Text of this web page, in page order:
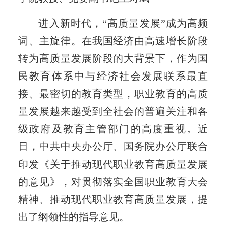
进入新时代，“高质量发展”成为高频
词、主旋律。在我国经济由高速增长阶段
转为高质量发展阶段的大背景下，作为国
民教育体系中与经济社会发展联系最直
接、最密切的教育类型，职业教育的高质
量发展越来越受到全社会的普遍关注和各
级政府及教育主管部门的高度重视。近
日，中共中央办公厅、国务院办公厅联合
印发《关于推动现代职业教育高质量发展
的意见》，对贯彻落实全国职业教育大会
精神、推动现代职业教育高质量发展，提
出了纲领性的指导意见。